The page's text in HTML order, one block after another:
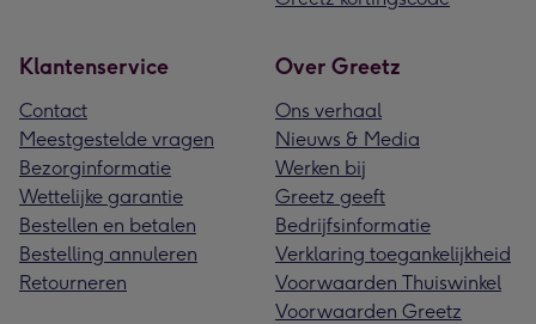
Klantenservice
Contact
Meestgestelde vragen
Bezorginformatie
Wettelijke garantie
Bestellen en betalen
Bestelling annuleren
Retourneren
Over Greetz
Ons verhaal
Nieuws & Media
Werken bij
Greetz geeft
Bedrijfsinformatie
Verklaring toegankelijkheid
Voorwaarden Thuiswinkel
Voorwaarden Greetz